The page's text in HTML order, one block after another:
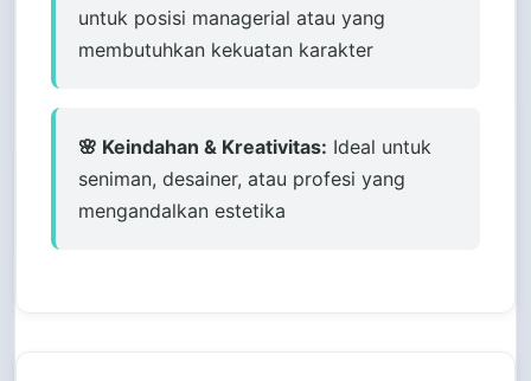
untuk posisi managerial atau yang
membutuhkan kekuatan karakter
🌸 Keindahan & Kreativitas: Ideal untuk
seniman, desainer, atau profesi yang
mengandalkan estetika